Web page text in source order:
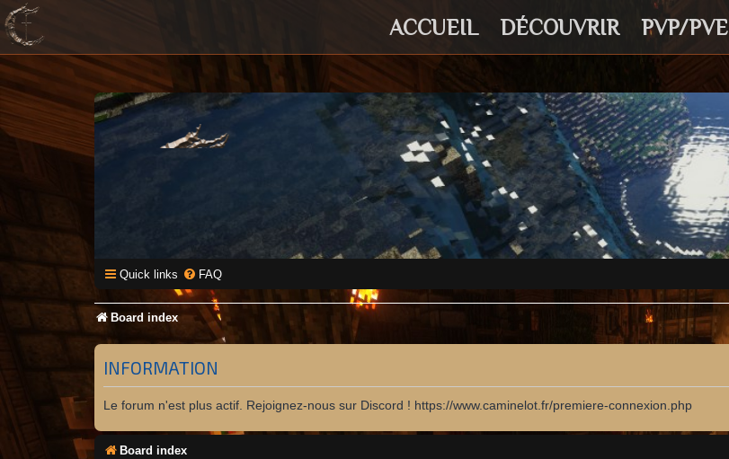
ACCUEIL DÉCOUVRIR PVP/PVE
Quick links FAQ
Board index
INFORMATION
Le forum n'est plus actif. Rejoignez-nous sur Discord ! https://www.caminelot.fr/premiere-connexion.php
Board index